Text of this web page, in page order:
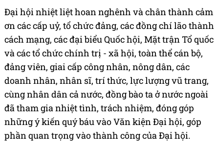
Đại hội nhiệt liệt hoan nghênh và chân thành cảm
ơn các cấp uỷ, tổ chức đảng, các đồng chí lão thành
cách mạng, các đại biểu Quốc hội, Mặt trận Tổ quốc
và các tổ chức chính trị - xã hội, toàn thể cán bộ,
đảng viên, giai cấp công nhân, nông dân, các
doanh nhân, nhân sĩ, trí thức, lực lượng vũ trang,
cùng nhân dân cả nước, đồng bào ta ở nước ngoài
đã tham gia nhiệt tình, trách nhiệm, đóng góp
những ý kiến quý báu vào Văn kiện Đại hội, góp
phần quan trọng vào thành công của Đại hội.